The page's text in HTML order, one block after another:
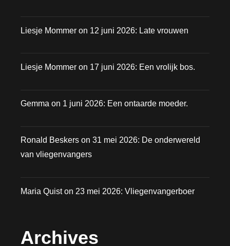
Liesje Mommer on 12 juni 2026: Late vrouwen
Liesje Mommer on 17 juni 2026: Een vrolijk bos.
Gemma on 1 juni 2026: Een ontaarde moeder.
Ronald Beskers on 31 mei 2026: De onderwereld
van vliegenvangers
Maria Quiston 23 mei 2026: Vliegenvangerboer
Archives